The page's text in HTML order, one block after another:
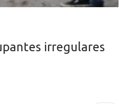
irregulares